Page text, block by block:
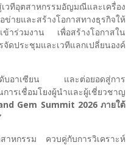
วทีอุตสาหกรรมอัญมณีและเครื่อง
ายและสร้างโอกาสทางธุรกิจให้
ข้าร่วมงาน เพื่อสร้างโอกาสใน
ดประชุมและเวทีแลกเปลี่ยนองค์
ะดับอาเซียน และต่อยอดสู่การ
ารเชื่อมโยงผู้นำและผู้เชี่ยวชาญ
Gem Summit 2026 ภายใต้
าหกรรม ควบคู่กับการวิเคราะห์